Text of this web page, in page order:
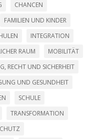
CHANCEN
FAMILIEN UND KINDER
INTEGRATION
RAUM
MOBILITÄT
RECHT UND SICHERHEIT
UND GESUNDHEIT
SCHULE
TRANSFORMATION